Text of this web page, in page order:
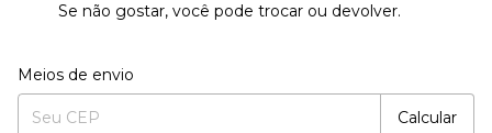
Se não gostar, você pode trocar ou devolver.
Entregas para o CEP:
Meios de envio
Calcular